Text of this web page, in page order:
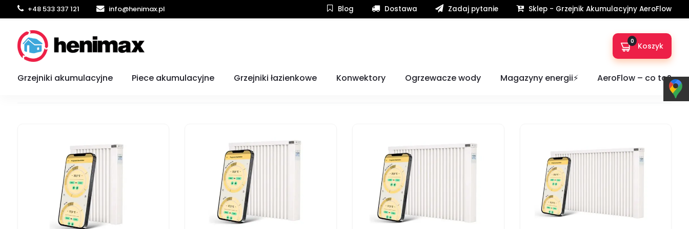
+48 533 337 121 info@henimax.pl Blog Dostawa Zadaj pytanie Sklep - Grzejnik Akumulacyjny AeroFlow
0 Koszyk
Grzejniki akumulacyjne Piece akumulacyjne Grzejniki łazienkowe Konwektory Ogrzewacze wody Magazyny energii⚡️ AeroFlow – co to?
Ogrzewanie elektryczne Gdańsk Ogrzewanie elektryczne Gdańsk
8 produktów